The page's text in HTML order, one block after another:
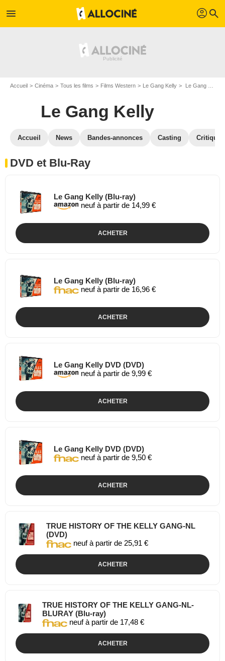
menu profil search
Accueil Cinéma Tous les films Films Western Le Gang Kelly Le Gang Kelly en DVD Blu Ray
Le Gang Kelly
Accueil News Bandes-annonces Casting
DVD et Blu-Ray
Le Gang Kelly (Blu-ray)
neuf à partir de 14,99 €
ACHETER
Le Gang Kelly (Blu-ray)
neuf à partir de 16,96 €
ACHETER
Le Gang Kelly DVD (DVD)
neuf à partir de 9,99 €
ACHETER
Le Gang Kelly DVD (DVD)
neuf à partir de 9,50 €
ACHETER
TRUE HISTORY OF THE KELLY GANG-NL
(DVD)
neuf à partir de 25,91 €
ACHETER
TRUE HISTORY OF THE KELLY GANG-NL-
BLURAY (Blu-ray)
neuf à partir de 17,48 €
ACHETER